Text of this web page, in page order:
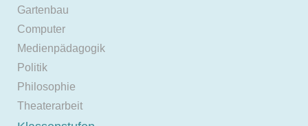
Gartenbau
Computer
Medienpädagogik
Politik
Philosophie
Theaterarbeit